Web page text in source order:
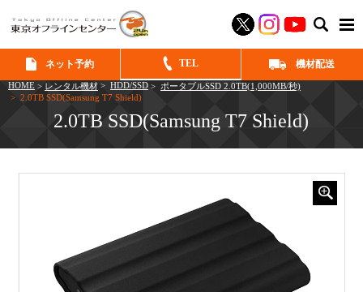
ネット予約 TEL 機材配送
HOME > レンタル機材 > HDD/SSD > ポータブルSSD 2.0TB(1,000MB/秒)
> 2.0TB SSD(Samsung T7 Shield)
2.0TB SSD(Samsung T7 Shield)